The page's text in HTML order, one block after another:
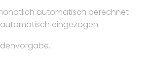
automatisch berechnet
eingezogen.